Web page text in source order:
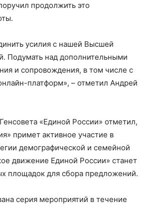
продолжить это
усилия с нашей Высшей
Подумать над дополнительными
и сопровождения, в том числе с
платформ», – отметил Андрей
«Единой России» отметил,
примет активное участие в
демографической и семейной
движение Единой России» станет
площадок для сбора предложений.
серия мероприятий в течение